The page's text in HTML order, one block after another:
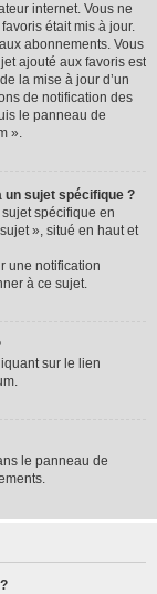
internet. Vous ne
était mis à jour.
abonnements. Vous
ajouté aux favoris est
la mise à jour d’un
de notification des
le panneau de
».
un sujet spécifique ?
spécifique en
», situé en haut et
une notification
à ce sujet.
sur le lien
le panneau de